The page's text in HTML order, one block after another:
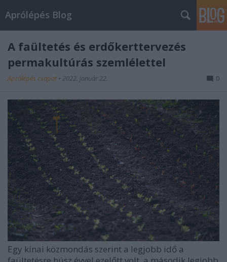
Aprólépés Blog
A faültetés és erdőkerttervezés
permakultúrás szemlélettel
Aprólépés csapat • 2022. január 22. 0
Egy kínai közmondás szerint a legjobb idő a